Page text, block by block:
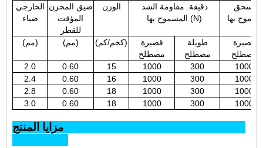
الخارجي
ضياء
ضيق المخزن
المؤقت
للقطر
الوزن
دقيقة. مقاومة الشد
المسموح بها (N)
سحق
(مم) (مم) (كجم/كم)
قصيرة
مصطلح
طويلة
مصطلح
قصيرة
مصطلح
2.0
0.60 15 1000 300
1000
2.4
0.60 16 1000 300
1000
2.8
0.60 18 1000 300
1000
3.0
0.60 18 1000 300 1000
مزايا المنتج